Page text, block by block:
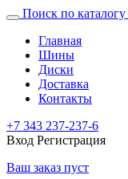
Поиск по каталогу
Главная
Шины
Диски
Доставка
Контакты
+7 343 237-237-6
Вход Регистрация
Ваш заказ пуст